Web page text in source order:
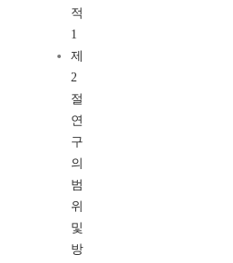
적
1
제
2
절
연
구
의
범
위
및
방